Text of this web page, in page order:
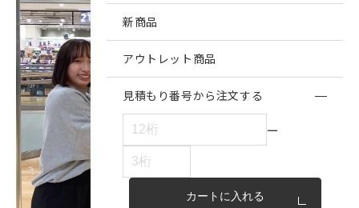
新商品
アウトレット商品
見積もり番号から注文する
ー
カートに入れる